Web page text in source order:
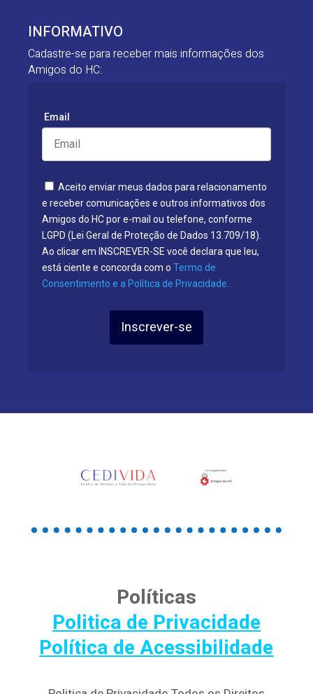
INFORMATIVO
Cadastre-se para receber mais informações dos
Amigos do HC:
Email
Aceito enviar meus dados para relacionamento
e receber comunicações e outros informativos dos
Amigos do HC por e-mail ou telefone, conforme
LGPD (Lei Geral de Proteção de Dados 13.709/18).
Ao clicar em INSCREVER-SE você declara que leu,
está ciente e concorda com o Termo de
Consentimento e a Política de Privacidade.
Inscrever-se
Políticas
Politica de Privacidade
Política de Acessibilidade